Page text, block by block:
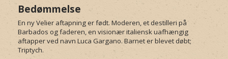
Bedømmelse
En ny Velier aftapning er født. Moderen, et destilleri på
Barbados og faderen, en visionær italiensk uafhængig
aftapper ved navn Luca Gargano. Barnet er blevet døbt;
Triptych.